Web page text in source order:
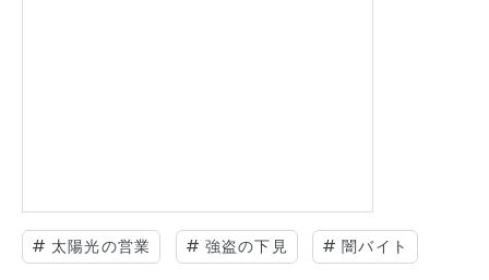
# 太陽光の営業 # 強盗の下見 # 闇バイト